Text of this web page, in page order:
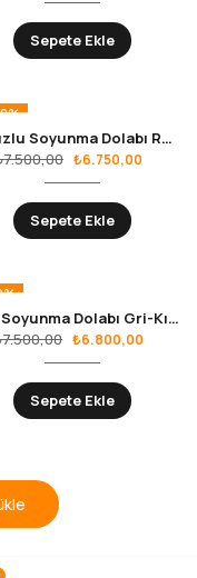
Sepete Ekle
Dokuzlu Soyunma Dolabı RS.10.01.07
7.500,00 ₺6.750,00
Sepete Ekle
Altılı Soyunma Dolabı Gri-Kırmızı RS.10.01.11
7.500,00 ₺6.800,00
Sepete Ekle